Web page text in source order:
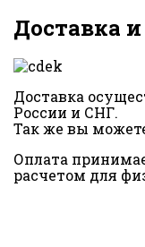
Доставка
Доставка
России и СНГ.
Так же вы
Оплата
расчетом для